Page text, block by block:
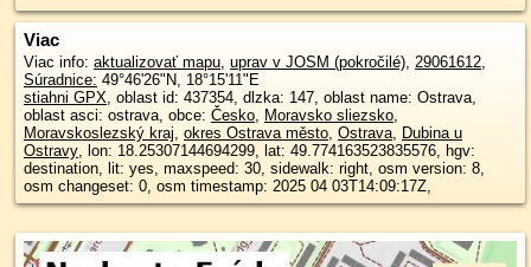
Viac
Viac info: aktualizovať mapu, uprav v JOSM (pokročilé), 29061612,
Súradnice: 49°46'26"N, 18°15'11"E
stiahni GPX, oblast id: 437354, dlzka: 147, oblast name: Ostrava,
oblast asci: ostrava, obce: Česko, Moravsko sliezsko,
Moravskoslezský kraj, okres Ostrava město, Ostrava, Dubina u
Ostravy, lon: 18.25307144694299, lat: 49.774163523835576, hgv:
destination, lit: yes, maxspeed: 30, sidewalk: right, osm version: 8,
osm changeset: 0, osm timestamp: 2025 04 03T14:09:17Z,